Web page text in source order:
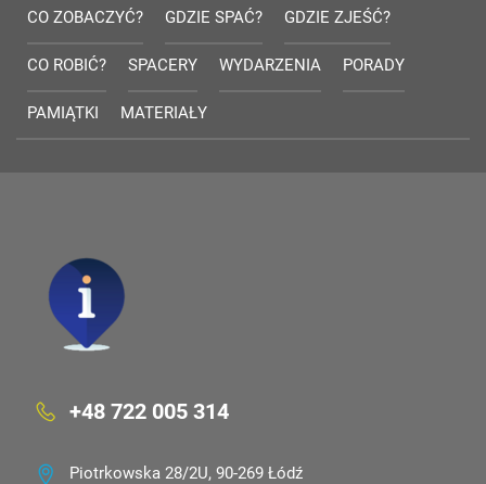
CO ZOBACZYĆ? GDZIE SPAĆ? GDZIE ZJEŚĆ?
CO ROBIĆ? SPACERY WYDARZENIA PORADY
PAMIĄTKI MATERIAŁY
+48 722 005 314
Piotrkowska 28/2U, 90-269 Łódź